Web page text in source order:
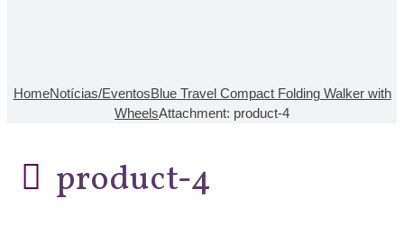
HomeNotícias/EventosBlue Travel Compact Folding Walker with
WheelsAttachment: product-4
product-4